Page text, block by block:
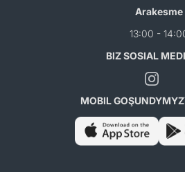
Arakesme
13:00 -
BIZ SOSIAL
MOBIL